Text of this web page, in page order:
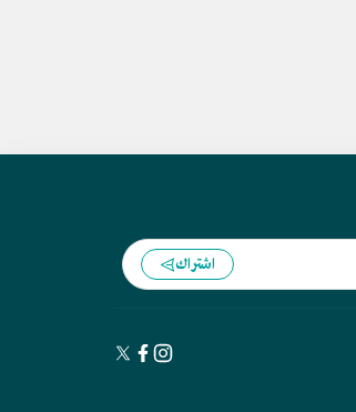
اشتراك